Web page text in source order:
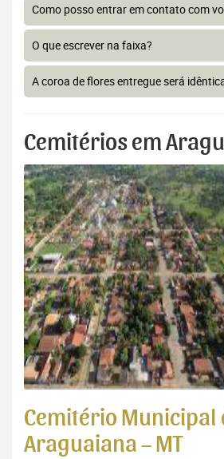
Como posso entrar em contato com
O que escrever na faixa?
A coroa de flores entregue será
Cemitérios em
Cemitério Municipal
Araguaiana – MT